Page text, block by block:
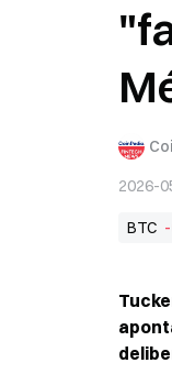
2026-
BTC